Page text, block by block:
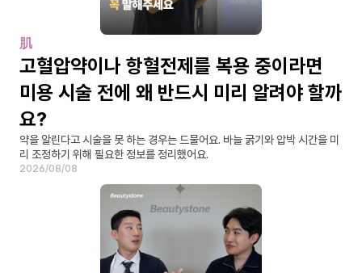
肌
고혈압약이나 항혈전제를 복용 중이라면
미용 시술 전에 왜 반드시 미리 알려야 할까
요?
약을 알린다고 시술을 못 하는 경우는 드물어요. 바늘 굵기와 압박 시간을 미
리 조정하기 위해 필요한 정보를 정리했어요.
2026/08/08